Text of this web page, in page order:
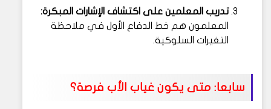
تدريب المعلمين على اكتشاف الإشارات المبكرة:
المعلمون هم خط الدفاع الأول في ملاحظة
التغيرات السلوكية.
سابعا: متى يكون غياب الأب فرصة؟